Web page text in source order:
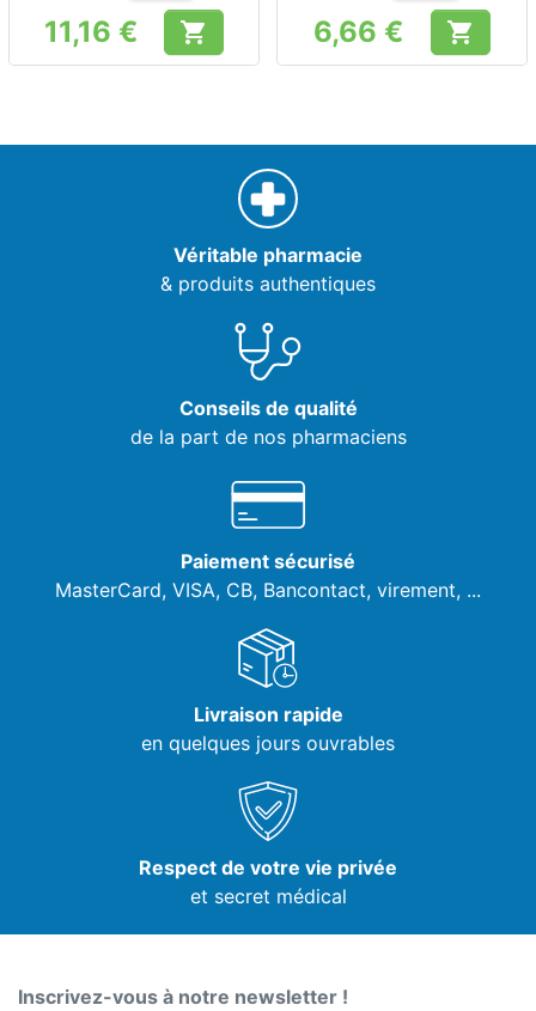
Prix
11,16 €  Prix
6,66 € 
Véritable pharmacie
& produits authentiques
Conseils de qualité
de la part de nos pharmaciens
Paiement sécurisé
MasterCard, VISA, CB, Bancontact, virement, ...
Livraison rapide
en quelques jours ouvrables
Respect de votre vie privée
et secret médical
Inscrivez-vous à notre newsletter !